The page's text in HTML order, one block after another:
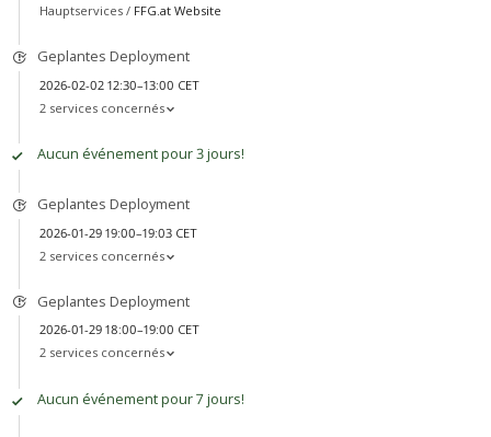
Hauptservices / FFG.at Website
Geplantes Deployment
2026-02-02 12:30–13:00 CET
2 services concernés
Aucun événement pour 3 jours!
Geplantes Deployment
2026-01-29 19:00–19:03 CET
2 services concernés
Geplantes Deployment
2026-01-29 18:00–19:00 CET
2 services concernés
Aucun événement pour 7 jours!